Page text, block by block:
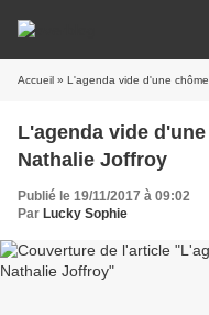
Accueil » L'agenda vide d'une
L'agenda vide
Nathalie Joffroy
Publié le 19/11/2017 à 09:02
Par Lucky Sophie